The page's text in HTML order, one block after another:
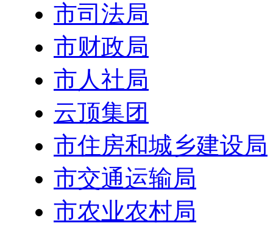
市司法局
市财政局
市人社局
云顶集团
市住房和城乡建设局
市交通运输局
市农业农村局